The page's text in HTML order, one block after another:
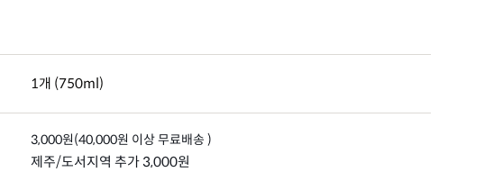
1개 (750ml)
3,000원(40,000원 이상 무료배송 )
제주/도서지역 추가 3,000원